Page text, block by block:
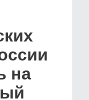
на